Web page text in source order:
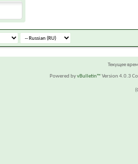
Текущее
Powered byvBulletin™ Version 4.0.3